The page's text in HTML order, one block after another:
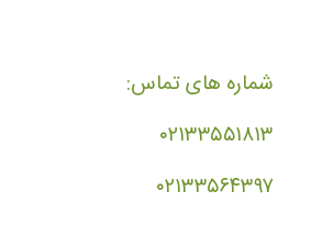
شماره های تماس:
۰۲۱۳۳۵۵۱۸۱۳
۰۲۱۳۳۵۶۴۳۹۷